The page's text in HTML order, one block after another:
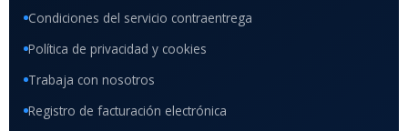
Condiciones del servicio contraentrega
Política de privacidad y cookies
Trabaja con nosotros
Registro de facturación electrónica